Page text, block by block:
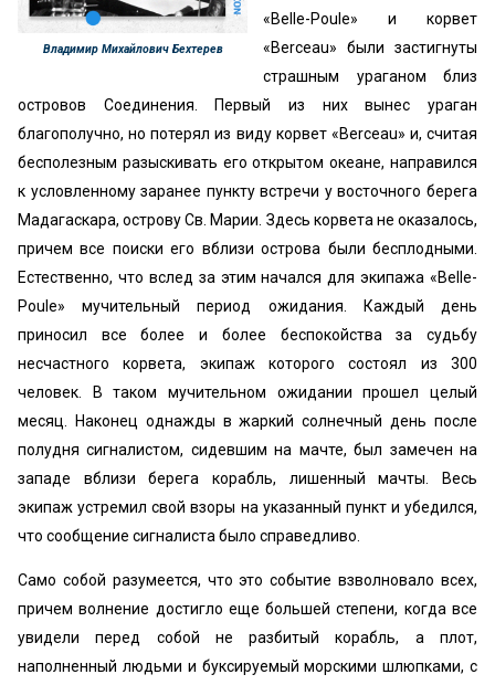
Владимир Михайлович Бехтерев
«Belle-Poule» и корвет
«Веrceau» были застигнуты
страшным ураганом близ
островов Соединения. Первый из них вынес ураган
благополучно, но потерял из виду корвет «Веrceau» и, считая
бесполезным разыскивать его открытом океане, направился
к условленному заранее пункту встречи у восточного берега
Мадагаскара, острову Св. Марии. Здесь корвета не оказалось,
причем все поиски его вблизи острова были бесплодными.
Естественно, что вслед за этим начался для экипажа «Belle-
Poule» мучительный период ожидания. Каждый день
приносил все более и более беспокойства за судьбу
несчастного корвета, экипаж которого состоял из 300
человек. В таком мучительном ожидании прошел целый
месяц. Наконец однажды в жаркий солнечный день после
полудня сигналистом, сидевшим на мачте, был замечен на
западе вблизи берега корабль, лишенный мачты. Весь
экипаж устремил свой взоры на указанный пункт и убедился,
что сообщение сигналиста было справедливо.
Само собой разумеется, что это событие взволновало всех,
причем волнение достигло еще большей степени, когда все
увидели перед собой не разбитый корабль, а плот,
наполненный людьми и буксируемый морскими шлюпками, с